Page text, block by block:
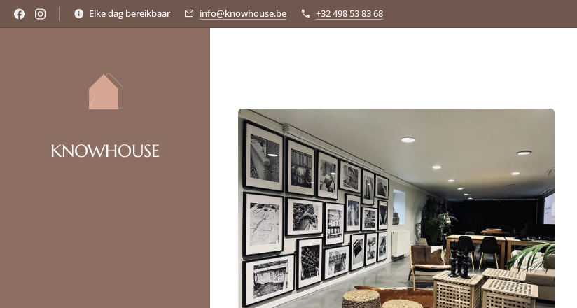
Elke dag bereikbaar info@knowhouse.be +32 498 53 83 68
KNOWHOUSE